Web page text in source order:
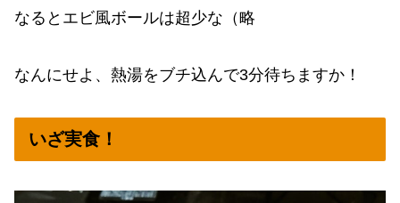
なるとエビ風ボールは超少な（略
なんにせよ、熱湯をブチ込んで3分待ちますか！
いざ実食！